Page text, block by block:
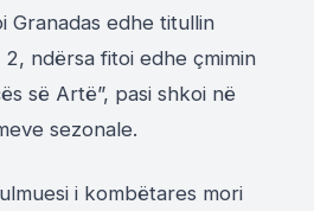
Granadas edhe titullin
ndërsa fitoi edhe çmimin
së Artë”, pasi shkoi në
sezonale.
i kombëtares mori